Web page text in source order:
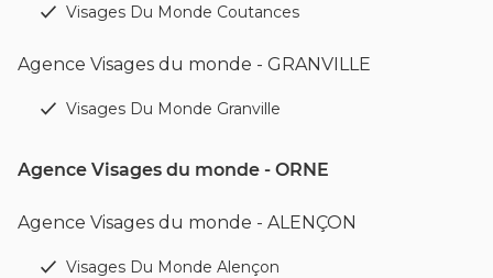
Visages Du Monde Coutances
Agence Visages du monde - GRANVILLE
Visages Du Monde Granville
Agence Visages du monde - ORNE
Agence Visages du monde - ALENÇON
Visages Du Monde Alençon